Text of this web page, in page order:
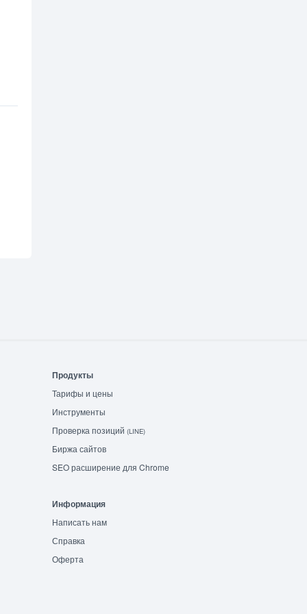
Продукты
Тарифы и цены
Инструменты
Проверка позиций (LINE)
Биржа сайтов
SEO расширение для Chrome
Информация
Написать нам
Справка
Оферта